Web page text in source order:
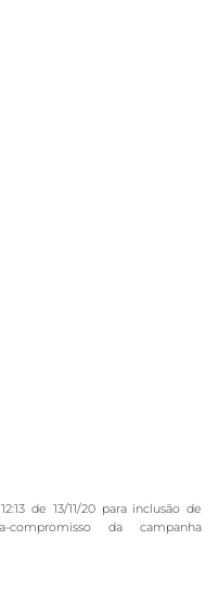
de 13/11/20 para inclusão de
da campanha